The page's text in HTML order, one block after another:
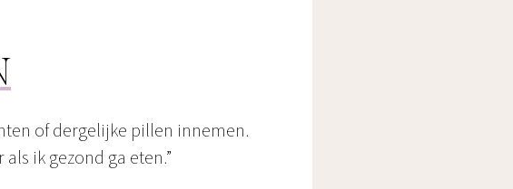
of dergelijke pillen innemen.
ik gezond ga eten.”